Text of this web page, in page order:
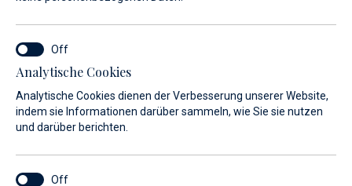
Finden Sie Ihr Traumboot
Mit der Hilfe eines sachkundigen und hilfsbereiten
Beraters. Wir sind ein kroatisch-deutsches Unternehmen,
das eine Leidenschaft für das Segeln hegt und bereits seit
25 Jahren erfolgreich im Boot- und Yachthandel tätig ist.
Analytische Cookies
Analytische Cookies dienen der Verbesserung unserer Website,
indem sie Informationen darüber sammeln, wie Sie sie nutzen
und darüber berichten.